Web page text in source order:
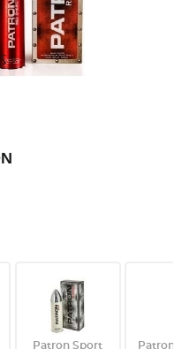
Patron Sport Patron